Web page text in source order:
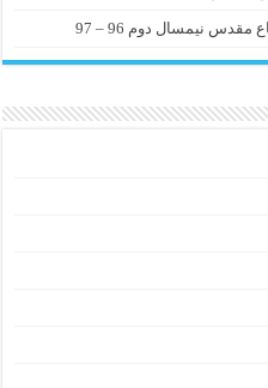
نیمسال دوم 96 – 97